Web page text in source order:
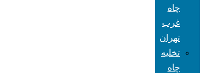
چاه
غرب
تهران
تخلیه
چاه